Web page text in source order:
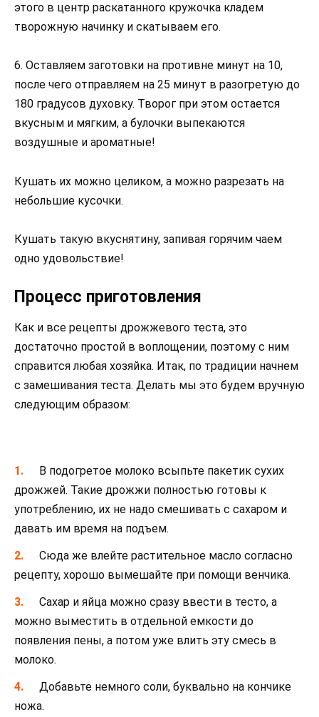
этого в центр раскатанного кружочка кладем
творожную начинку и скатываем его.
6. Оставляем заготовки на противне минут на 10,
после чего отправляем на 25 минут в разогретую до
180 градусов духовку. Творог при этом остается
вкусным и мягким, а булочки выпекаются
воздушные и ароматные!
Кушать их можно целиком, а можно разрезать на
небольшие кусочки.
Кушать такую вкуснятину, запивая горячим чаем
одно удовольствие!
Процесс приготовления
Как и все рецепты дрожжевого теста, это
достаточно простой в воплощении, поэтому с ним
справится любая хозяйка. Итак, по традиции начнем
с замешивания теста. Делать мы это будем вручную
следующим образом:
В подогретое молоко всыпьте пакетик сухих
дрожжей. Такие дрожжи полностью готовы к
употреблению, их не надо смешивать с сахаром и
давать им время на подъем.
Сюда же влейте растительное масло согласно
рецепту, хорошо вымешайте при помощи венчика.
Сахар и яйца можно сразу ввести в тесто, а
можно выместить в отдельной емкости до
появления пены, а потом уже влить эту смесь в
молоко.
Добавьте немного соли, буквально на кончике
ножа.